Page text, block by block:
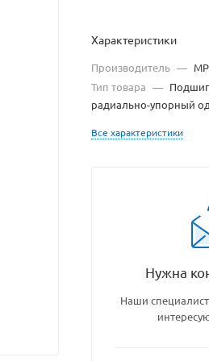
Характеристики
Производитель —
Тип товара —
радиально-упорный
Все характеристики
Нужна
Наши